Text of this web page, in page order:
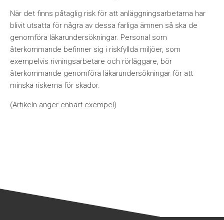
När det finns påtaglig risk för att anläggningsarbetarna har
blivit utsatta för några av dessa farliga ämnen så ska de
genomföra läkarundersökningar. Personal som
återkommande befinner sig i riskfyllda miljöer, som
exempelvis rivningsarbetare och rörläggare, bör
återkommande genomföra läkarundersökningar för att
minska riskerna för skador.
(Artikeln anger enbart exempel)